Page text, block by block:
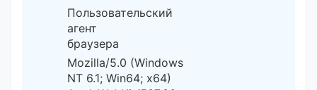
Пользовательский
агент
браузера
Mozilla/5.0 (Windows
NT 6.1; Win64; x64)